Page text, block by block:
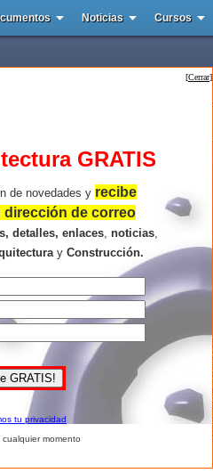
Noticias Cursos
más rentable
[Cerrar]
GRATIS
de novedades y recibe
dirección de correo
detalles, enlaces, noticias,
y Construcción.
tu privacidad
momento